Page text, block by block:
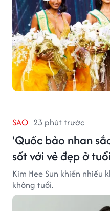
SAO 23 phút trước
'Quốc bảo nhan
sốt với vẻ đẹp ở
Kim Hee Sun khiến
không tuổi.